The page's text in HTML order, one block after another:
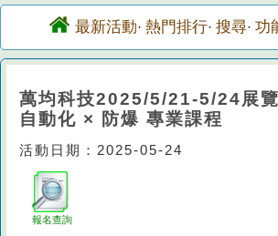
最新活動· 熱門排行· 搜尋· 功
萬均科技2025/5/21-5/24展
自動化 × 防爆 專業課程
活動日期：2025-05-24
報名查詢